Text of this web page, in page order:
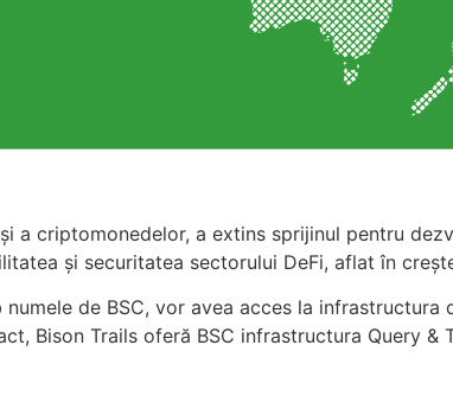
a criptomonedelor, a extins sprijinul pentru
și securitatea sectorului DeFi, aflat în
de BSC, vor avea acces la infrastructura
Bison Trails oferă BSC infrastructura Query &